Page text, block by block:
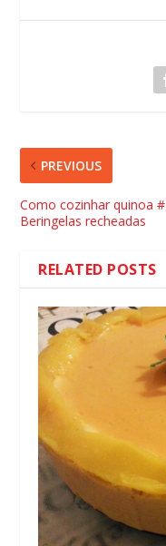
PREVIOUS
Como cozinhar quinoa #
Beringelas recheadas
RELATED POSTS